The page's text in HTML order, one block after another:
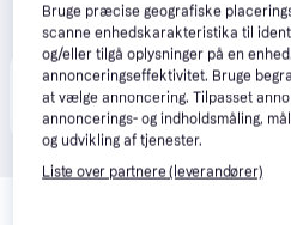
Produktet fås også hos 2 butikker
betalende kunde i denne kategori.
Bruge præcise geografiske
scanne enhedskarakteristika til
og/eller tilgå oplysninger på en
annonceringseffektivitet. Bruge
at vælge annoncering. Tilpasset
annoncerings- og indholdsmåling,
og udvikling af tjenester.
Liste over partnere (leverandører)